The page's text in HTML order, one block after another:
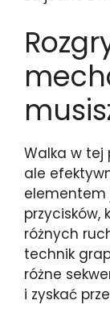
Walka w tej
ale
elementem
przycisków,
różnych
technik
różne
i zyskać